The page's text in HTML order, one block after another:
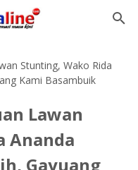
Stunting, Wako Rida
Kami Basambuik
Lawan
Ananda
Gayuang